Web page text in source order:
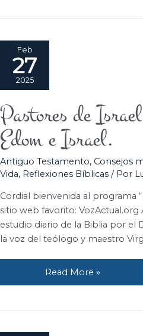
Feb
27
2025
Pastores de
Edom e Israel.
Antiguo Testamento, Consejos
Vida, Reflexiones Bíblicas / Por
Cordial bienvenida al programa
sitio web favorito:
estudio diario de la Biblia por el
la voz del teólogo y maestro
Pastores
de
Israel,
monte
Seir,
e
Israel.
Read More »